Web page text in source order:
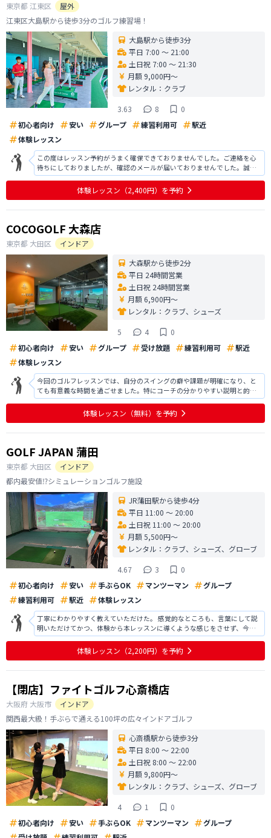
東京都 江東区
屋外
江東区大島駅から徒歩3分のゴルフ練習場！
大島駅から徒歩3分
平日 7:00 〜 21:00
土日祝 7:00 〜 21:30
月額 9,000円〜
レンタル： クラブ
3.63
8
0
初心者向け
安い グループ 練習利用可
駅近
体験レッスン
この度はレッスン予約がうまく確保できておりませんでした。ご連絡を心
待ちにしておりましたが、確認のメールが届いておりませんでした。誠に
残念ではございますが、次回、双方の都合が良い日時で改めて予約をさせ
ていただければと存じます。 今後は、このようなことがないよう、迅速な
ご対応をいただけますと幸いです。何
体験レッスン （2,400円） を予約
COCOGOLF 大森店
東京都 大田区
インドア
大森駅から徒歩2分
平日 24時間営業
土日祝 24時間営業
月額 6,900円〜
レンタル： クラブ、シューズ
5
4
0
初心者向け
安い グループ 受け放題 練習利用可
駅近
体験レッスン
今回のゴルフレッスンでは、自分のスイングの癖や課題が明確になり、と
ても有意義な時間を過ごせました。特にコーチの分かりやすい説明と的確
なアドバイスのおかげで、フォームの改善点をすぐに理解することができ
ました。実際に打球の安定感も増し、自信にもつながっています。今後も
定期的にレッスンを受けて、さ
体験レッスン （無料） を予約
GOLF JAPAN 蒲田
東京都 大田区
インドア
都内最安値⁉️シミュレーションゴルフ施設
JR蒲田駅から徒歩4分
平日 11:00 〜 20:00
土日祝 11:00 〜 20:00
月額 5,500円〜
レンタル： クラブ、シューズ、グローブ
4.67
3
0
初心者向け
安い 手ぶらOK マンツーマン
グループ
練習利用可
駅近 体験レッスン
丁寧にわかりやすく教えていただけた。 感覚的なところも、言葉にして説
明いただけてかつ、体験から本レッスンに導くような感じをさせず、今後
上手くなるために打ちっぱなしではこうしたらいいよというアドバイスを
いただけた。以前より格段に、飛ぶようになり、上達の兆しが見えた。入
会するかどうか真剣に検討中。値段も
体験レッスン （2,200円） を予約
【閉店】ファイトゴルフ心斎橋店
大阪府 大阪市
インドア
関西最大級！手ぶらで通える100坪の広々インドアゴルフ
心斎橋駅から徒歩3分
平日 8:00 〜 22:00
土日祝 8:00 〜 22:00
月額 9,800円〜
レンタル： クラブ、シューズ、グローブ
4
1
0
初心者向け
安い 手ぶらOK マンツーマン
グループ